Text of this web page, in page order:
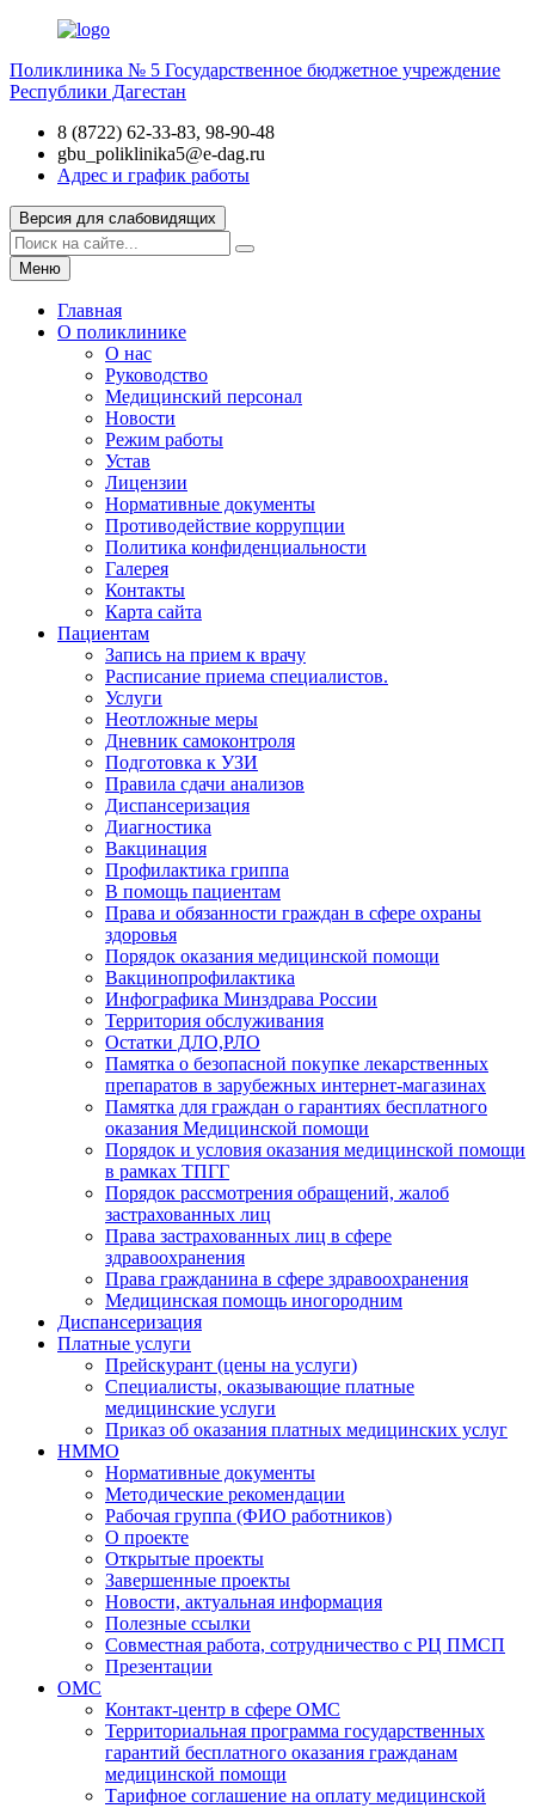
Поликлиника № 5 Государственное бюджетное учреждение
Республики Дагестан
8 (8722) 62-33-83, 98-90-48
gbu_poliklinika5@e-dag.ru
Адрес и график работы
Версия для слабовидящих
Меню
Главная
О поликлинике
О нас
Руководство
Медицинский персонал
Новости
Режим работы
Устав
Лицензии
Нормативные документы
Противодействие коррупции
Политика конфиденциальности
Галерея
Контакты
Карта сайта
Пациентам
Запись на прием к врачу
Расписание приема специалистов.
Услуги
Неотложные меры
Дневник самоконтроля
Подготовка к УЗИ
Правила сдачи анализов
Диспансеризация
Диагностика
Вакцинация
Профилактика гриппа
В помощь пациентам
Права и обязанности граждан в сфере охраны
здоровья
Порядок оказания медицинской помощи
Вакцинопрофилактика
Инфографика Минздрава России
Территория обслуживания
Остатки ДЛО,РЛО
Памятка о безопасной покупке лекарственных
препаратов в зарубежных интернет-магазинах
Памятка для граждан о гарантиях бесплатного
оказания Медицинской помощи
Порядок и условия оказания медицинской помощи
в рамках ТПГГ
Порядок рассмотрения обращений, жалоб
застрахованных лиц
Права застрахованных лиц в сфере
здравоохранения
Права гражданина в сфере здравоохранения
Медицинская помощь иногородним
Диспансеризация
Платные услуги
Прейскурант (цены на услуги)
Специалисты, оказывающие платные
медицинские услуги
Приказ об оказания платных медицинских услуг
НММО
Нормативные документы
Методические рекомендации
Рабочая группа (ФИО работников)
О проекте
Открытые проекты
Завершенные проекты
Новости, актуальная информация
Полезные ссылки
Совместная работа, сотрудничество с РЦ ПМСП
Презентации
ОМС
Контакт-центр в сфере ОМС
Территориальная программа государственных
гарантий бесплатного оказания гражданам
медицинской помощи
Тарифное соглашение на оплату медицинской